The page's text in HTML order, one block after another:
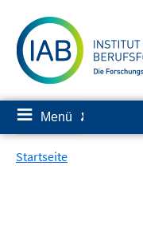
zum
Inhalt
≡ Menü ✘
Startseite